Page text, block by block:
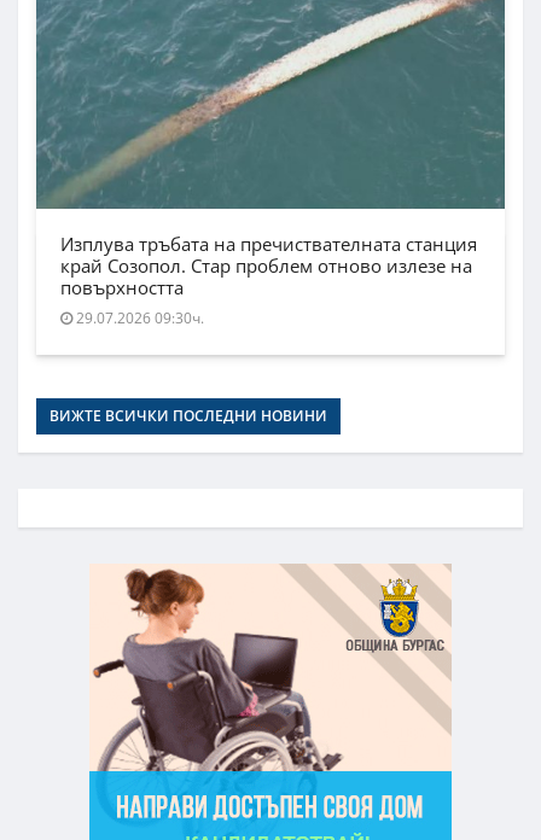
Изплува тръбата на пречиствателната станция
край Созопол. Стар проблем отново излезе на
повърхността
29.07.2026 09:30ч.
ВИЖТЕ ВСИЧКИ ПОСЛЕДНИ НОВИНИ